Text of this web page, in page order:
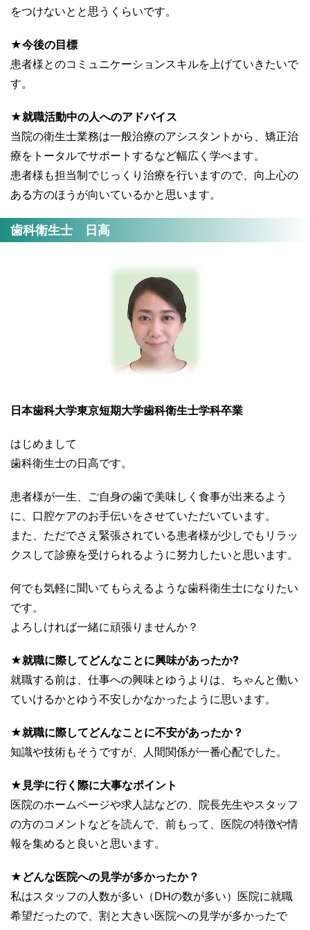
をつけないとと思うくらいです。
★今後の目標
患者様とのコミュニケーションスキルを上げていきたいで
す。
★就職活動中の人へのアドバイス
当院の衛生士業務は一般治療のアシスタントから、矯正治
療をトータルでサポートするなど幅広く学べます。
患者様も担当制でじっくり治療を行いますので、向上心の
ある方のほうが向いているかと思います。
歯科衛生士 日高
日本歯科大学東京短期大学歯科衛生士学科卒業
はじめまして
歯科衛生士の日高です。
患者様が一生、ご自身の歯で美味しく食事が出来るよう
に、口腔ケアのお手伝いをさせていただいています。
また、ただでさえ緊張されている患者様が少しでもリラッ
クスして診療を受けられるように努力したいと思います。
何でも気軽に聞いてもらえるような歯科衛生士になりたい
です。
よろしければ一緒に頑張りませんか？
★就職に際してどんなことに興味があったか?
就職する前は、仕事への興味とゆうよりは、ちゃんと働い
ていけるかとゆう不安しかなかったように思います。
★就職に際してどんなことに不安があったか？
知識や技術もそうですが、人間関係が一番心配でした。
★見学に行く際に大事なポイント
医院のホームページや求人誌などの、院長先生やスタッフ
の方のコメントなどを読んで、前もって、医院の特徴や情
報を集めると良いと思います。
★どんな医院への見学が多かったか？
私はスタッフの人数が多い（DHの数が多い）医院に就職
希望だったので、割と大きい医院への見学が多かったで